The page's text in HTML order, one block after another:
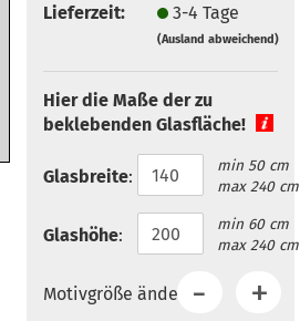
Lieferzeit:
3-4 Tage
(Ausland abweichend)
Hier die Maße der zu
beklebenden Glasfläche!
Glasbreite:
min 50 cm
max 240 cm
Glashöhe:
min 60 cm
max 240 cm
Motivgröße ändern: